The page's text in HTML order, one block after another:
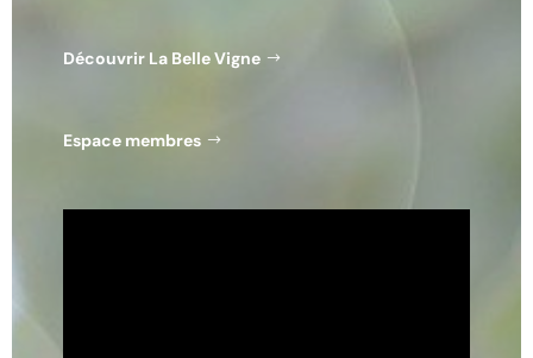
Découvrir La Belle Vigne
Espace membres